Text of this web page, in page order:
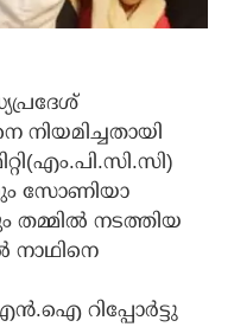
നിയമിച്ചതായി
സോണിയാ
തമ്മില്‍ നടത്തിയ
നാഥിനെ
റിപ്പോര്‍ട്ടു